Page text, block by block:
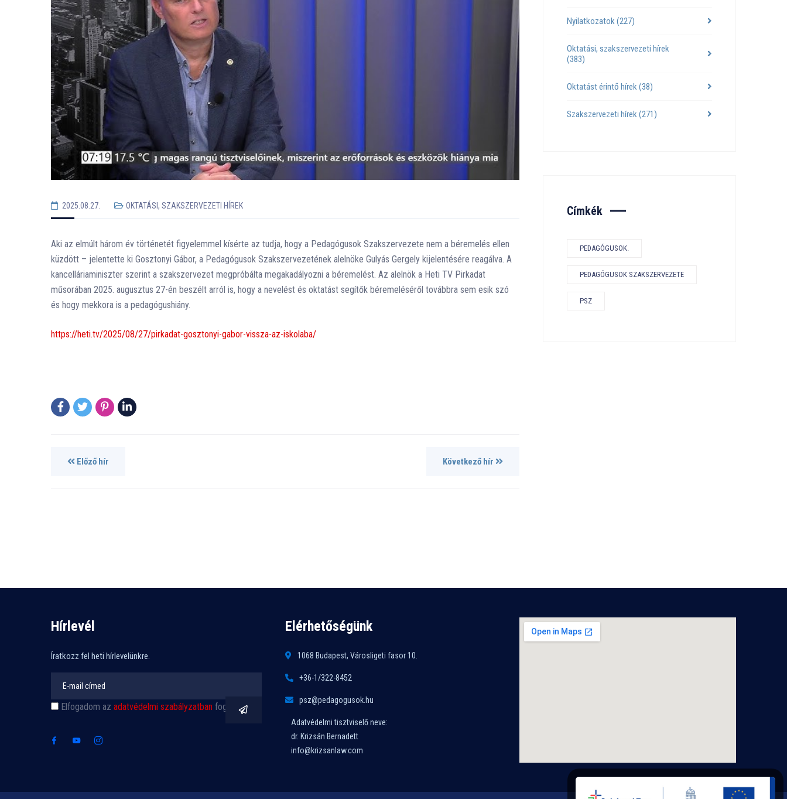
2025.08.27. OKTATÁSI, SZAKSZERVEZETI HÍREK
Aki az elmúlt három év történetét figyelemmel kísérte az tudja, hogy a Pedagógusok Szakszervezete nem a béremelés ellen
küzdött – jelentette ki Gosztonyi Gábor, a Pedagógusok Szakszervezetének alelnöke Gulyás Gergely kijelentésére reagálva. A
kancelláriaminiszter szerint a szakszervezet megpróbálta megakadályozni a béremelést. Az alelnök a Heti TV Pirkadat
műsorában 2025. augusztus 27-én beszélt arról is, hogy a nevelést és oktatást segítők béremeléséről továbbra sem esik szó
és hogy mekkora is a pedagógushiány.
https://heti.tv/2025/08/27/pirkadat-gosztonyi-gabor-vissza-az-iskolaba/
Előző hír Következő hír
Nyilatkozatok (227)
Oktatási, szakszervezeti hírek
(383)
Oktatást érintő hírek (38)
Szakszervezeti hírek (271)
Címkék
PEDAGÓGUSOK.
PEDAGÓGUSOK SZAKSZERVEZETE
PSZ
Hírlevél
Íratkozz fel heti hírlevelünkre.
Elfogadom az adatvédelmi szabályzatban foglaltakat.
Elérhetőségünk
1068 Budapest, Városligeti fasor 10.
+36-1/322-8452
psz@pedagogusok.hu
Adatvédelmi tisztviselő neve:
dr. Krizsán Bernadett
info@krizsanlaw.com